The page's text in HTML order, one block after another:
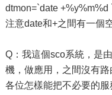
dtmon=`date +%y%m%d
注意date和+之間有一個
Q：我這個sco系統，是
機，做應用，之間沒有
各位怎樣能把不必要的